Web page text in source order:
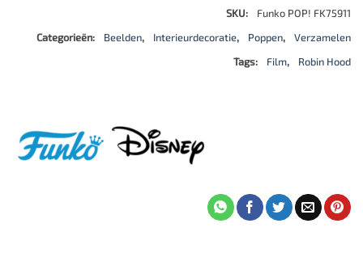
SKU:
Funko POP! FK75911
Categorieën:
Beelden, Interieurdecoratie, Poppen,
Verzamelen
Tags:
Film, Robin Hood